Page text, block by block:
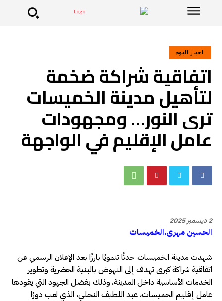
اخبار اليوم
اتفاقية شراكة ضخمة
لتأهيل مدينة الخميسات
ترى النور… ومجهودات
عامل الإقليم في الواجهة
2 ديسمبر 2025
الحسين مهرى.الخميسات
شهدت مدينة الخميسات حدثًا تنمويًا بارزًا بعد الإعلان الرسمي عن
اتفاقية شراكة كبرى تهدف إلى النهوض بالبنية الحضرية وتطوير
الخدمات الأساسية داخل المدينة، وذلك بفضل الجهود التي يقودها
عامل إقليم الخميسات، عبد اللطيف النحلي، الذي لعب دورًا